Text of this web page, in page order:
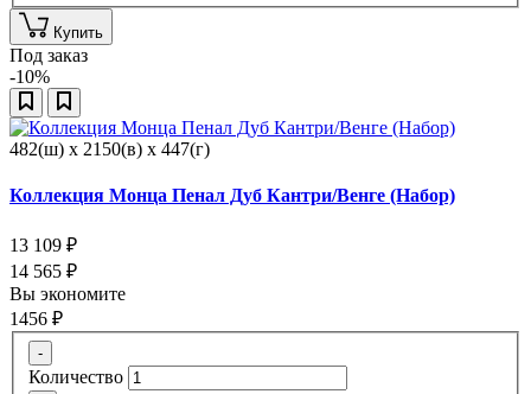
Купить
Под заказ
-10%
482(ш) x 2150(в) x 447(г)
Коллекция Монца Пенал Дуб Кантри/Венге (Набор)
13 109 ₽
14 565 ₽
Вы экономите
1456 ₽
-
Количество